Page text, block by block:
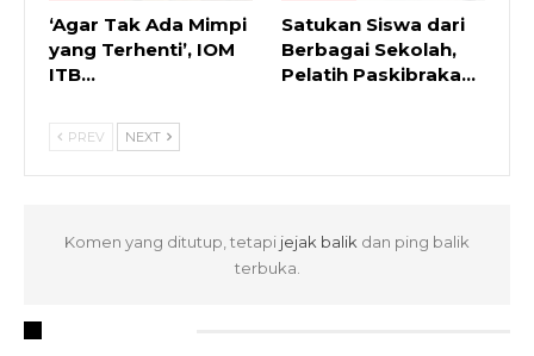
‘Agar Tak Ada Mimpi
yang Terhenti’, IOM
ITB…
Satukan Siswa dari
Berbagai Sekolah,
Pelatih Paskibraka…
PREV NEXT
Komen yang ditutup, tetapi jejak balik dan ping balik
terbuka.